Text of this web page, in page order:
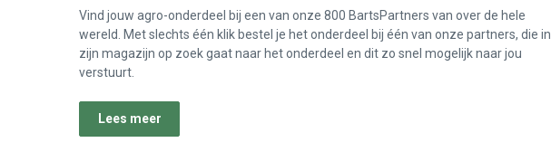
Vind jouw agro-onderdeel bij een van onze 800 BartsPartners van over de hele
wereld. Met slechts één klik bestel je het onderdeel bij één van onze partners, die in
zijn magazijn op zoek gaat naar het onderdeel en dit zo snel mogelijk naar jou
verstuurt.
Lees meer